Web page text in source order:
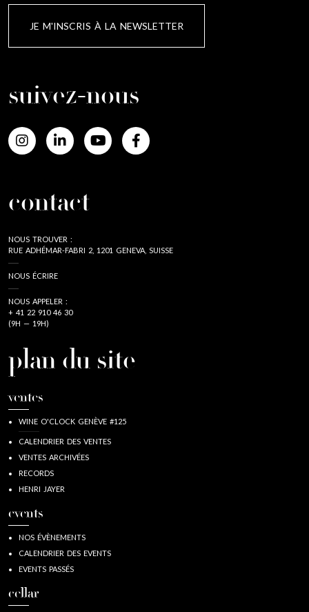
JE M'INSCRIS À LA NEWSLETTER
suivez-nous
contact
NOUS TROUVER :
RUE ADHÉMAR-FABRI 2, 1201 GENEVA, SUISSE
NOUS ÉCRIRE
NOUS APPELER :
+ 41 22 910 46 30
(9H — 19H)
plan du site
ventes
WINE O'CLOCK GENÈVE #125
CALENDRIER DES VENTES
VENTES ARCHIVÉES
RECORDS
HENRI JAYER
events
NOS ÉVÈNEMENTS
CALENDRIER DES EVENTS
EVENTS PASSÉS
cellar